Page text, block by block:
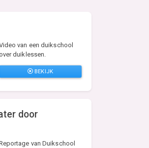
van een duikschool
duiklessen.
BEKIJK
door
van Duikschool